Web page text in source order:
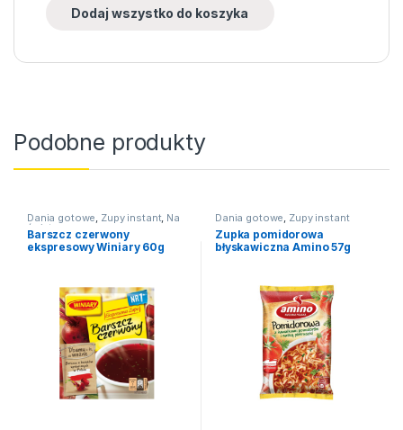
Dodaj wszystko do koszyka
Podobne produkty
Dania gotowe, Zupy instant, Na
święta
Barszcz czerwony
ekspresowy Winiary 60g
Dania gotowe, Zupy instant
Zupka pomidorowa
błyskawiczna Amino 57g